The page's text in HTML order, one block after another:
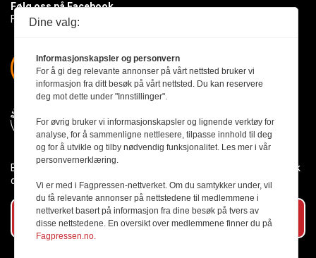
Følg oss på Facebook
Få med deg det siste innen byggebransjen
Byggmesteren følger Vær Varsom-plakaten og presseetikken slik
den er nedfelt i Redaktørplakaten.
Abonner på vårt nyhetsbrev
Dine valg:
Informasjonskapsler og personvern
For å gi deg relevante annonser på vårt nettsted bruker vi
informasjon fra ditt besøk på vårt nettsted. Du kan reservere
deg mot dette under "Innstillinger".
For øvrig bruker vi informasjonskapsler og lignende verktøy for
analyse, for å sammenligne nettlesere, tilpasse innhold til deg
og for å utvikle og tilby nødvendig funksjonalitet. Les mer i vår
personvernerklæring.
Vi er med i Fagpressen-nettverket. Om du samtykker under, vil
du få relevante annonser på nettstedene til medlemmene i
nettverket basert på informasjon fra dine besøk på tvers av
disse nettstedene. En oversikt over medlemmene finner du på
Fagpressen.no.